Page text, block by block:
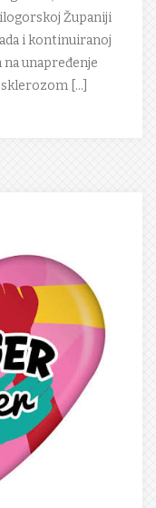
Županiji
i kontinuiranoj
unapređenje
[…]